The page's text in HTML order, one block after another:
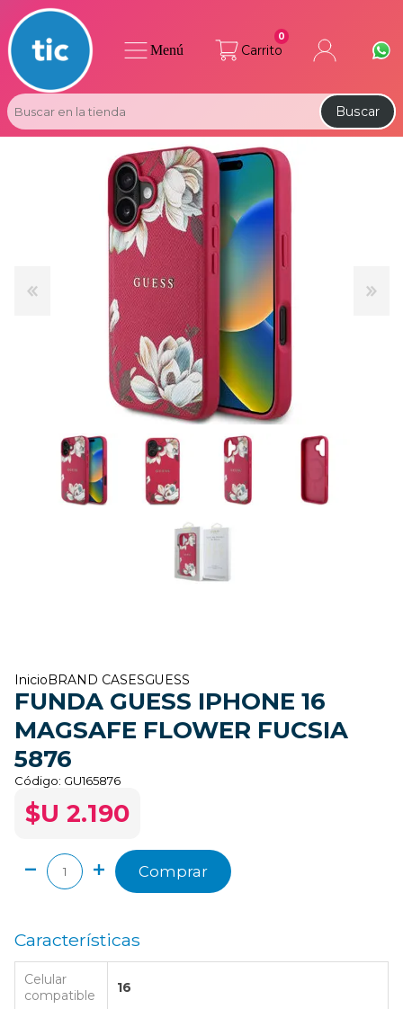
Carrito
0
Buscar
Menú
Inicio BRAND CASESGUESS
FUNDA GUESS IPHONE 16
MAGSAFE FLOWER FUCSIA
5876
Código: GU165876
$U 2.190
Comprar
Características
Celular
compatible
16